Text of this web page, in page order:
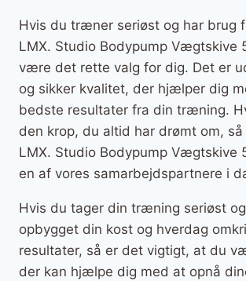
Hvis du træner seriøst og har brug
LMX. Studio Bodypump Vægtskive
være det rette valg for dig. Det er
og sikker kvalitet, der hjælper dig
bedste resultater fra din træning.
den krop, du altid har drømt om,
LMX. Studio Bodypump Vægtskive
en af vores samarbejdspartnere i
Hvis du tager din træning seriøst
opbygget din kost og hverdag
resultater, så er det vigtigt, at du
der kan hjælpe dig med at opnå